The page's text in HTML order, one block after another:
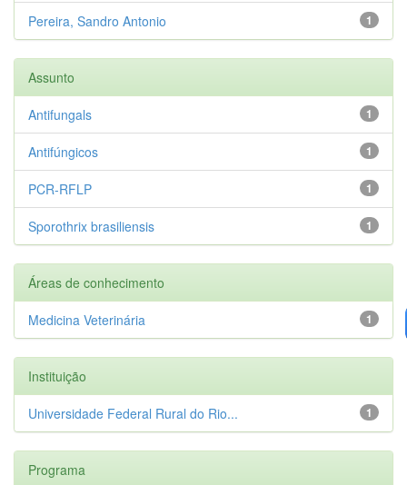
1
Pereira, Sandro Antonio
Assunto
1
Antifungals
1
Antifúngicos
1
PCR-RFLP
1
Sporothrix brasiliensis
Áreas de conhecimento
1
Medicina Veterinária
Instituição
1
Universidade Federal Rural do Rio...
Programa